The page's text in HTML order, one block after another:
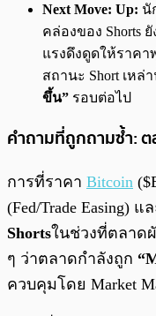
Next Move: Up: นั
คล่องของ Shorts
แรงดึงดูดให้ราคา
สถานะ Short เห
ขึ้น” รอบต่อไป
คำถามที่ถูกถามซ้ำ:
การที่ราคา Bitcoin
(Fed/Trade Easing) แ
Shortsในช่วงที่ตลาด
ๆ ว่าตลาดกำลังถูก
ควบคุมโดย Market